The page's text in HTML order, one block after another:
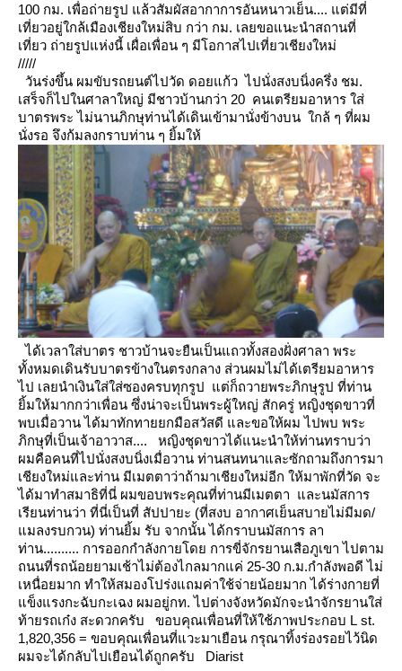
100 กม. เพื่อถ่ายรูป ล้วสัมผัสอากาการอันหนาวเย็น.... แต่มีที่
เที่ยวอยู่ใกล้เมืองเชียงใหม่สิบ กว่า กม. เลยขอแนะนำสถานที่
เที่ยว ถ่ายรูปแห่งนี้ เผื่อเพื่อน ๆ มีโอกาสไปเที่ยวเชียงใหม่
/////
วันร่งขึ้น ผมขับรถยนต์ไปวัด ดอยแก้ว ไปนั่งสงบนิ่งครึ่ง ชม.
เสร็จก็ไปในศาลาใหญ่ มีชาวบ้านกว่า 20 คนเตรียมอาหาร ส่
บาตรพระ ไม่นานภิกษุท่านได้เดินเข้ามานั่งข้างบน ใกล้ ๆ ที่ผม
นั่งรอ จึงก้มลงกราบท่าน ๆ ยิ้มให้
ได้เวลาใส่บาตร ชาวบ้านจะยืนเป็นแถวทั้งสองฝั่งศาลา พระ
ทั้งหมดเดินรับบาตรข้างในตรงกลาง ส่วนผมไม่ได้เตรียมอาหาร
ไป เลยนำเงินใส่ใส่ซองครบทุกรูป แต่ก็ถวายพระภิกษุรูป ที่ท่าน
ิ้มให้มากกว่าเพื่อน ซึ่งน่าจะเป็นพระผู้ใหญ่ สักครู่ หญิงชุดขาวที่
พบเมื่อวาน ได้มาทักทายยกมือสวัสดี และขอให้ผม ไปพบ พระ
ภิกษุที่เป็นเจ้าอาวาส....
หญิงชุดขาวได้แนะนำให้ท่านทราบว่า
ผมคือคนที่ไปนั่งสงบนิ่งเมื่อวาน ท่านสนทนาและซักถามถึงการมา
เชียงใหม่และท่าน มีเมตตาว่าถ้ามาเชียงใหม่อีก ให้มาพักที่วัด จะ
ได้มาทำสมาธิที่นี่ ผมขอบพระคุณที่ท่านมีเมตตา และนมัสการ
เรียนท่านว่า ที่นี่เป็นที่ สัปปายะ (ที่สงบ อากาศเย็นสบายไม่มีมด/
มลงรบกวน) ท่านยิ้ม รับ จากนั้น ได้กราบนมัสการ ลา
ท่าน.......... การออกกำลังกายโดย การขี่จักรยานเสือภูเขา ไปตาม
ถนนที่รถน้อยยามเช้าไม่ต้องไกลมากแค่ 25-30 ก.ม.กำลังพอดี ไม่
เหนื่อยมาก ทำให้สมองโปร่งแถมค่าใช้จ่ายน้อยมาก ได้ร่างกายที่
ข็งแรงกะฉับกะเฉง ผมอยู่กท. ไปต่างจังหวัดมักจะนำจักรยานใส่
ท้ายรถเก๋ง สะดวกครับ
ขอบคุณเพื่อนที่ให้ใช้ภาพประกอบ L st.
1,820,356 = ขอบคุณเพื่อนที่แวะมาเยือน กรุณาทิ้งร่องรอยไว้นิด
ผมจะได้กลับไปเยือนได้ถูกครับ
Diarist